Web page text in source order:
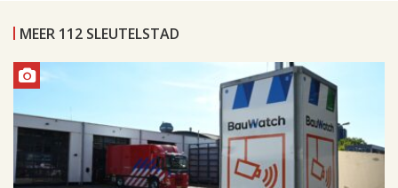
MEER 112 SLEUTELSTAD